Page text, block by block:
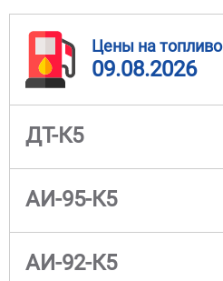
Цены на топливо
09.08.2026
ДТ-К5
АИ-95-К5
АИ-92-К5